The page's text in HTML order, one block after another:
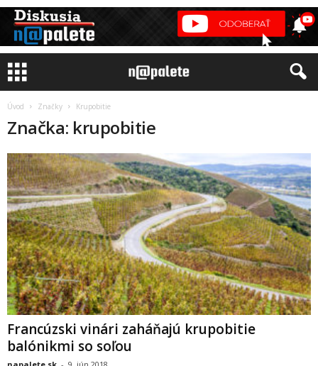
Úvod Značky Krupobitie
Značka: krupobitie
Francúzski vinári zaháňajú krupobitie
balónikmi so soľou